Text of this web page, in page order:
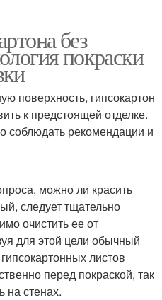
без
покраски
поверхность, гипсокартон
к предстоящей отделке.
соблюдать рекомендации и
можно ли красить
следует тщательно
очистить ее от
для этой цели обычный
листов
перед покраской, так
на стенах.